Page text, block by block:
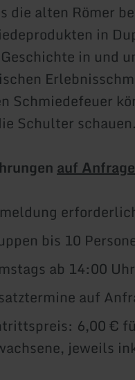
die alten Römer
in
in und
Schmiedefeuer
Schulter schauen.
auf Anfrage
bis 10
ab 14:00
auf
6,00 €
jeweils